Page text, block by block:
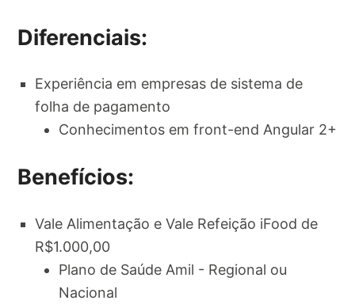
Diferenciais:
Experiência em empresas de sistema de
folha de pagamento
Conhecimentos em front-end Angular 2+
Benefícios:
Vale Alimentação e Vale Refeição iFood de
R$1.000,00
Plano de Saúde Amil - Regional ou
Nacional